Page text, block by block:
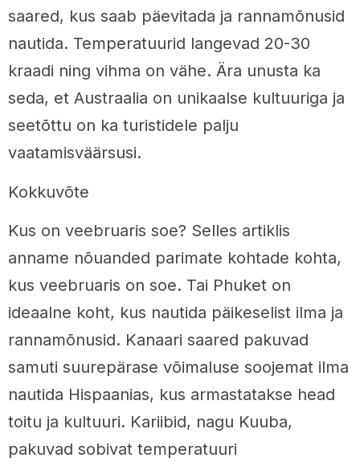
saared, kus saab päevitada ja rannamõnusid
nautida. Temperatuurid langevad 20-30
kraadi ning vihma on vähe. Ära unusta ka
seda, et Austraalia on unikaalse kultuuriga ja
seetõttu on ka turistidele palju
vaatamisväärsusi.
Kokkuvõte
Kus on veebruaris soe? Selles artiklis
anname nõuanded parimate kohtade kohta,
kus veebruaris on soe. Tai Phuket on
ideaalne koht, kus nautida päikeselist ilma ja
rannamõnusid. Kanaari saared pakuvad
samuti suurepärase võimaluse soojemat ilma
nautida Hispaanias, kus armastatakse head
toitu ja kultuuri. Kariibid, nagu Kuuba,
pakuvad sobivat temperatuuri